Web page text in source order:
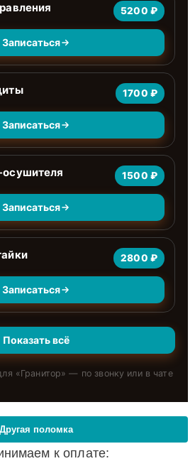
5200 ₽
Записаться
1700 ₽
Записаться
1500 ₽
Записаться
2800 ₽
Записаться
Показать всё
«Гранитор» — по звонку или в чате
к оплате:
Другая поломка